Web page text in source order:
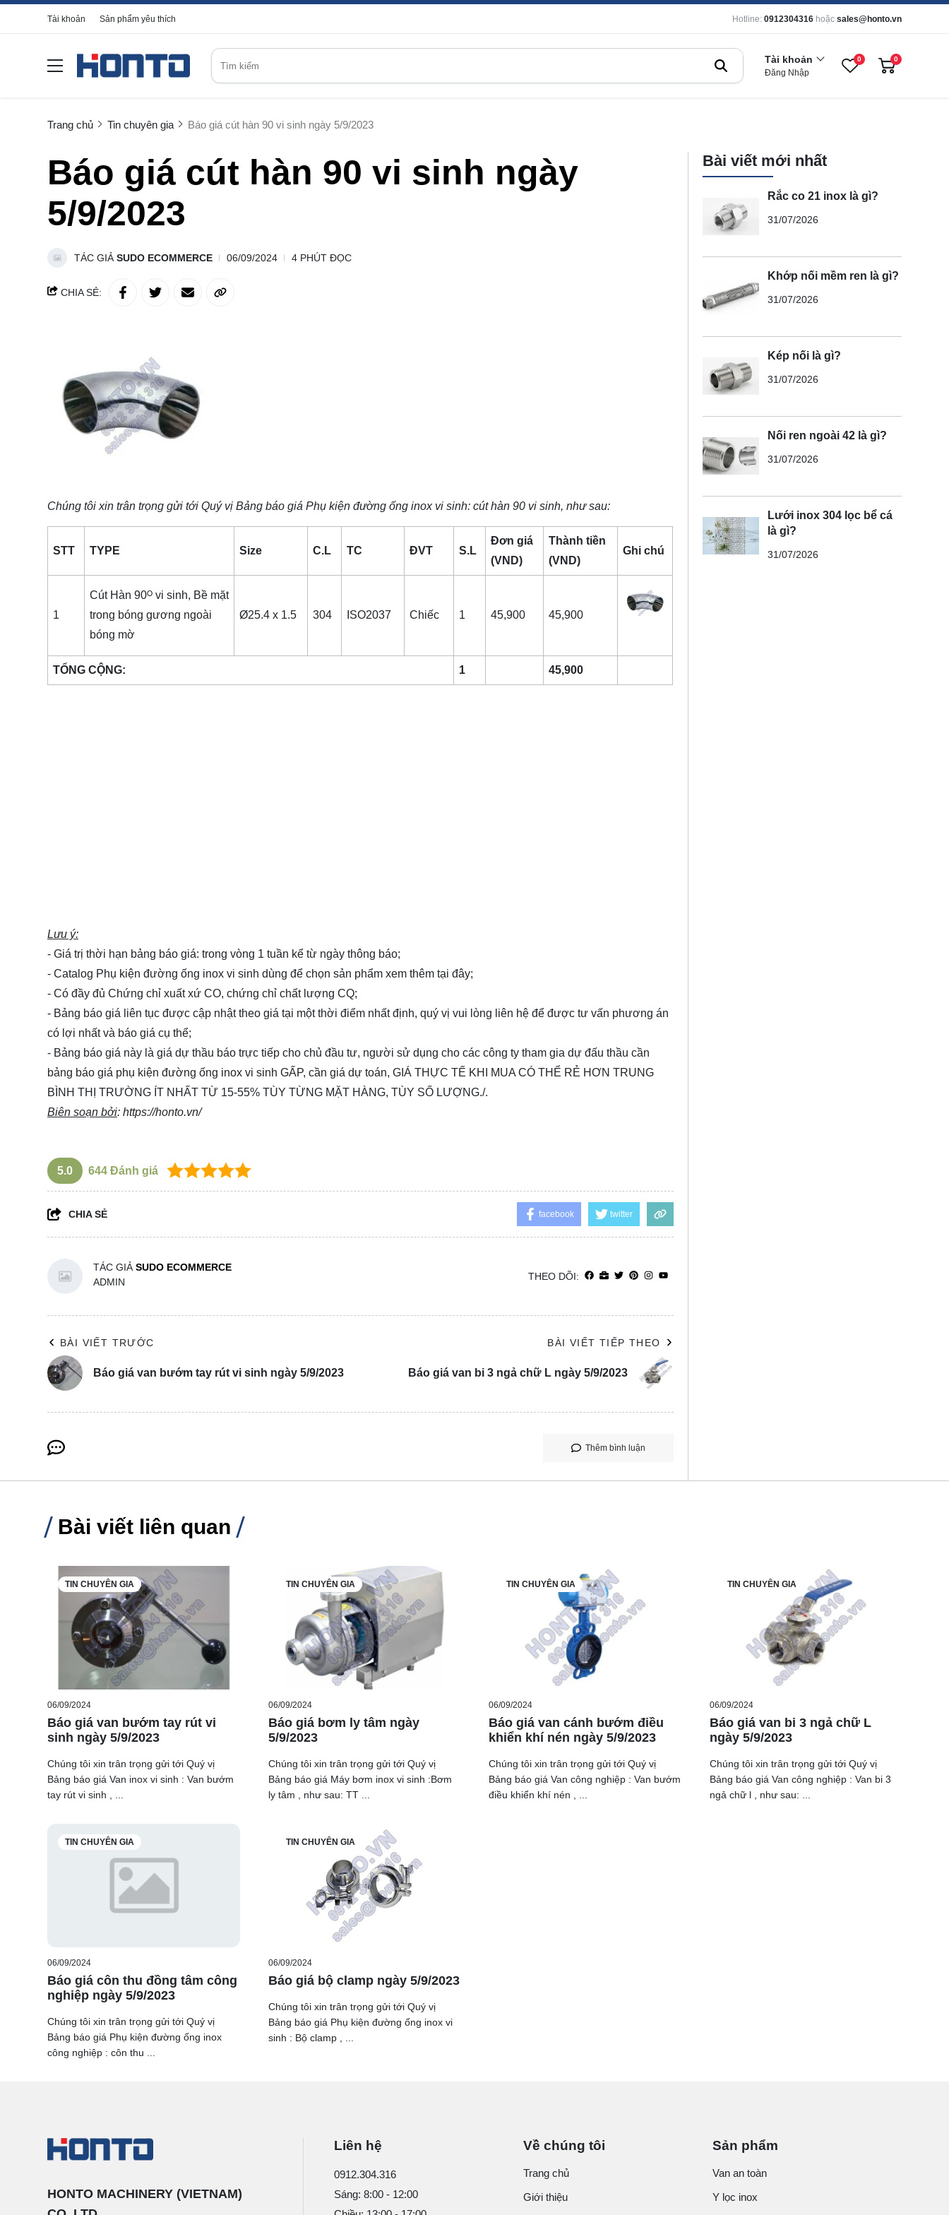
Tài khoản Sản phẩm yêu thích Hotline: 0912304316 hoặc sales@honto.vn
Tài khoản
Đăng Nhập
0 0
Trang chủ Tin chuyên gia Báo giá cút hàn 90 vi sinh ngày 5/9/2023
Báo giá cút hàn 90 vi sinh ngày
5/9/2023
TÁC GIẢ SUDO ECOMMERCE 06/09/2024 4 PHÚT ĐỌC
CHIA SẺ:
Chúng tôi xin trân trọng gửi tới Quý vị Bảng báo giá Phụ kiện đường ống inox vi sinh: cút hàn 90 vi sinh, như sau:
STT TYPE Size C.L TC ĐVT S.L
Đơn giá
(VND)
Thành tiền
(VND)
Ghi chú
1
Cút Hàn 90ᴼ vi sinh, Bề mặt
trong bóng gương ngoài
bóng mờ
Ø25.4 x 1.5 304 ISO2037 Chiếc 1 45,900 45,900
TỔNG CỘNG: 1 45,900
Lưu ý:
- Giá trị thời hạn bảng báo giá: trong vòng 1 tuần kể từ ngày thông báo;
- Catalog Phụ kiện đường ống inox vi sinh dùng để chọn sản phẩm xem thêm tại đây;
- Có đầy đủ Chứng chỉ xuất xứ CO, chứng chỉ chất lượng CQ;
- Bảng báo giá liên tục được cập nhật theo giá tại một thời điểm nhất định, quý vị vui lòng liên hệ để được tư vấn phương án
có lợi nhất và báo giá cụ thể;
- Bảng báo giá này là giá dự thầu báo trực tiếp cho chủ đầu tư, người sử dụng cho các công ty tham gia dự đấu thầu cần
bảng báo giá phụ kiện đường ống inox vi sinh GẤP, cần giá dự toán, GIÁ THỰC TẾ KHI MUA CÓ THỂ RẺ HƠN TRUNG
BÌNH THỊ TRƯỜNG ÍT NHẤT TỪ 15-55% TÙY TỪNG MẶT HÀNG, TÙY SỐ LƯỢNG./.
Biên soạn bởi: https://honto.vn/
5.0 644 Đánh giá
CHIA SẺ facebook twitter
TÁC GIẢ SUDO ECOMMERCE
ADMIN
THEO DÕI:
BÀI VIẾT TRƯỚC
Báo giá van bướm tay rút vi sinh ngày 5/9/2023
BÀI VIẾT TIẾP THEO
Báo giá van bi 3 ngả chữ L ngày 5/9/2023
Thêm bình luận
Bài viết mới nhất
Rắc co 21 inox là gì?
31/07/2026
Khớp nối mềm ren là gì?
31/07/2026
Kép nối là gì?
31/07/2026
Nối ren ngoài 42 là gì?
31/07/2026
Lưới inox 304 lọc bể cá
là gì?
31/07/2026
Bài viết liên quan
TIN CHUYÊN GIA
06/09/2024
Báo giá van bướm tay rút vi
sinh ngày 5/9/2023
Chúng tôi xin trân trọng gửi tới Quý vị
Bảng báo giá Van inox vi sinh : Van bướm
tay rút vi sinh , ...
TIN CHUYÊN GIA
06/09/2024
Báo giá bơm ly tâm ngày
5/9/2023
Chúng tôi xin trân trọng gửi tới Quý vị
Bảng báo giá Máy bơm inox vi sinh :Bơm
ly tâm , như sau: TT ...
TIN CHUYÊN GIA
06/09/2024
Báo giá van cánh bướm điều
khiển khí nén ngày 5/9/2023
Chúng tôi xin trân trọng gửi tới Quý vị
Bảng báo giá Van công nghiệp : Van bướm
điều khiển khí nén , ...
TIN CHUYÊN GIA
06/09/2024
Báo giá van bi 3 ngả chữ L
ngày 5/9/2023
Chúng tôi xin trân trọng gửi tới Quý vị
Bảng báo giá Van công nghiệp : Van bi 3
ngả chữ l , như sau: ...
TIN CHUYÊN GIA
06/09/2024
Báo giá côn thu đồng tâm công
nghiệp ngày 5/9/2023
Chúng tôi xin trân trọng gửi tới Quý vị
Bảng báo giá Phụ kiện đường ống inox
công nghiệp : côn thu ...
TIN CHUYÊN GIA
06/09/2024
Báo giá bộ clamp ngày 5/9/2023
Chúng tôi xin trân trọng gửi tới Quý vị
Bảng báo giá Phụ kiện đường ống inox vi
sinh : Bộ clamp , ...
HONTO MACHINERY (VIETNAM)
Liên hệ
0912.304.316
Sáng: 8:00 - 12:00
Về chúng tôi
Trang chủ
Giới thiệu
Sản phẩm
Van an toàn
Y lọc inox